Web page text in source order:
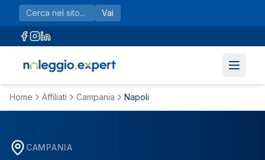
Vai al contenuto principale
Vai
Home Affiliati Campania Napoli
CAMPANIA